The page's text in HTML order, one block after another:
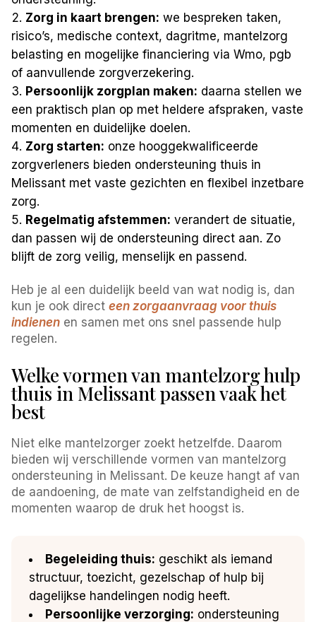
Zorg in kaart brengen: we bespreken taken,
risico’s, medische context, dagritme, mantelzorg
belasting en mogelijke financiering via Wmo, pgb
of aanvullende zorgverzekering.
Persoonlijk zorgplan maken: daarna stellen we
een praktisch plan op met heldere afspraken, vaste
momenten en duidelijke doelen.
Zorg starten: onze hooggekwalificeerde
zorgverleners bieden ondersteuning thuis in
Melissant met vaste gezichten en flexibel inzetbare
zorg.
Regelmatig afstemmen: verandert de situatie,
dan passen wij de ondersteuning direct aan. Zo
blijft de zorg veilig, menselijk en passend.
Heb je al een duidelijk beeld van wat nodig is, dan
kun je ook directeen zorgaanvraag voor thuis
indienen en samen met ons snel passende hulp
regelen.
Welke vormen van mantelzorg hulp
thuis in Melissant passen vaak het
best
Niet elke mantelzorger zoekt hetzelfde. Daarom
bieden wij verschillende vormen van mantelzorg
ondersteuning in Melissant. De keuze hangt af van
de aandoening, de mate van zelfstandigheid en de
momenten waarop de druk het hoogst is.
Begeleiding thuis: geschikt als iemand
structuur, toezicht, gezelschap of hulp bij
dagelijkse handelingen nodig heeft.
Persoonlijke verzorging: ondersteuning